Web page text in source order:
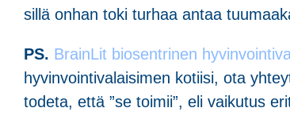
sillä onhan toki turhaa antaa
PS. BrainLit biosentrinen
hyvinvointivalaisimen kotiisi, ota
todeta, että ”se toimii”, eli vaikutus